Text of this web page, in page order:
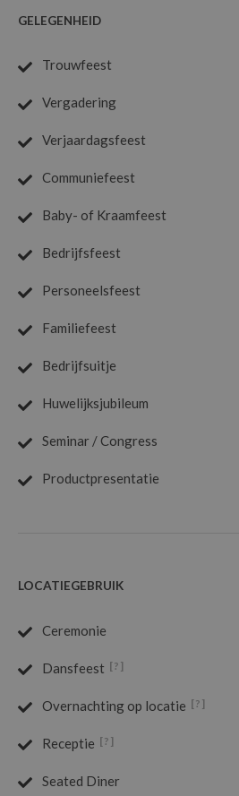
GELEGENHEID
Trouwfeest
Vergadering
Verjaardagsfeest
Communiefeest
Baby- of Kraamfeest
Bedrijfsfeest
Personeelsfeest
Familiefeest
Bedrijfsuitje
Huwelijksjubileum
Seminar / Congress
Productpresentatie
LOCATIEGEBRUIK
Ceremonie
Dansfeest [?]
Overnachting op locatie [?]
Receptie [?]
Seated Diner